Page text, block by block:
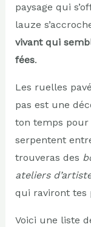
paysage qui
lauze
vivant qui
fées.
Les ruelles
pas est une
ton temps pour
serpentent
trouveras des
ateliers
qui raviront tes
Voici une liste